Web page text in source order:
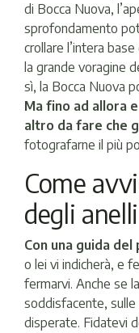
di Bocca Nuova,
sprofondamento
crollare l’intera
la grande voragine
sì, la Bocca Nuova
Ma fino ad allora
altro da fare che
fotografarne il più
Come
degli
Con una guida
o lei vi indicherà, e
fermarvi. Anche se
soddisfacente,
disperate. Fidatevi